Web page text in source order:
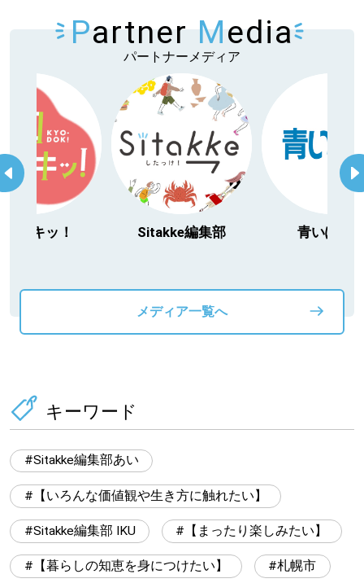
Partner Media
パートナーメディア
編集部 青いぽすと
「北海道３大
メディア一覧へ
キーワード
Sitakke編集部あい
【いろんな価値観や生き方に触れたい】
Sitakke編集部 IKU 【まったり楽しみたい】
【暮らしの知恵を身につけたい】 札幌市